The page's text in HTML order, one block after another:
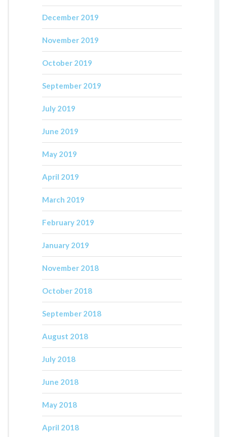
December 2019
November 2019
October 2019
September 2019
July 2019
June 2019
May 2019
April 2019
March 2019
February 2019
January 2019
November 2018
October 2018
September 2018
August 2018
July 2018
June 2018
May 2018
April 2018